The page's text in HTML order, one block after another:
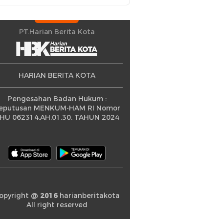
Petani Berprestasi
PT.Harian Berita Kota
HARIAN BERITA KOTA
Pengesahan Badan Hukum :
MENKUM-HAM RI Nomor
062314.AH.01.30. TAHUN 2024
@ 2016harianberitakota
All right reserved